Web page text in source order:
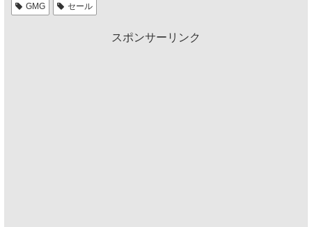
GMG セール
スポンサーリンク